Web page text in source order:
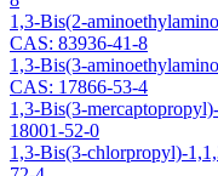
1,3-Bis(2-
CAS: 83936-41-8
1,3-Bis(3-
CAS: 17866-53-4
1,3-Bis(3-
18001-52-0
1,3-Bis(3-chlorpropyl)-